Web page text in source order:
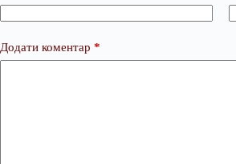
Додати коментар *